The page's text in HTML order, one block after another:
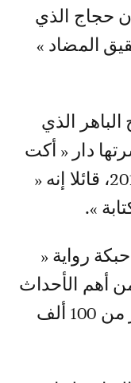
حجاج الذي
المضاد »
الذي
دار « أكت
سود » في فرنسا، في ماي 2014، قائلا إنه «
».
رواية «
أهم الأحداث
الأدبية آنذاك، وبيعت منها أكثر من 100 ألف